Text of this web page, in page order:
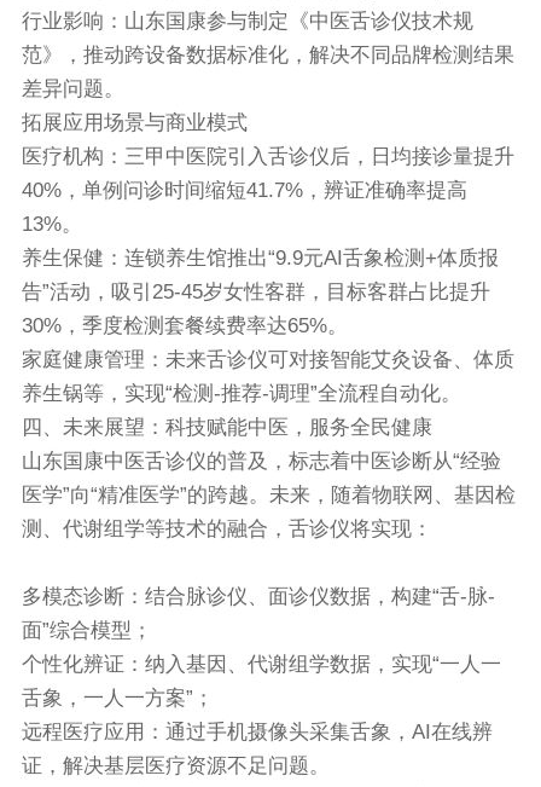
行业影响：山东国康参与制定《中医舌诊仪技术规
范》，推动跨设备数据标准化，解决不同品牌检测结果
差异问题。
拓展应用场景与商业模式
医疗机构：三甲中医院引入舌诊仪后，日均接诊量提升
40%，单例问诊时间缩短41.7%，辨证准确率提高
13%。
养生保健：连锁养生馆推出“9.9元AI舌象检测+体质报
告”活动，吸引25-45岁女性客群，目标客群占比提升
30%，季度检测套餐续费率达65%。
家庭健康管理：未来舌诊仪可对接智能艾灸设备、体质
养生锅等，实现“检测-推荐-调理”全流程自动化。
四、未来展望：科技赋能中医，服务全民健康
山东国康中医舌诊仪的普及，标志着中医诊断从“经验
医学”向“精准医学”的跨越。未来，随着物联网、基因检
测、代谢组学等技术的融合，舌诊仪将实现：
多模态诊断：结合脉诊仪、面诊仪数据，构建“舌-脉-
面”综合模型；
个性化辨证：纳入基因、代谢组学数据，实现“一人一
舌象，一人一方案”；
远程医疗应用：通过手机摄像头采集舌象，AI在线辨
证，解决基层医疗资源不足问题。